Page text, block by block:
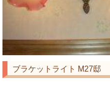
ブラケットライト M27邸